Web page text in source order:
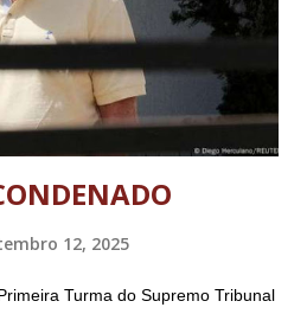
12, 2025
Turma do Supremo Tribunal